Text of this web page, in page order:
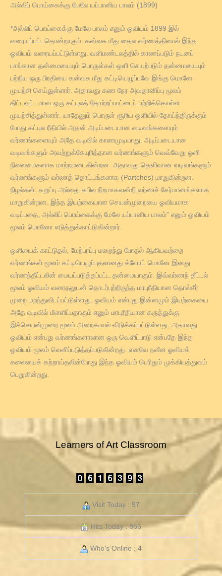
அல்லிப் பொய்கைக்கு மேலே யப்பானிய பாலம் (1899)
*அல்லிப் பொய்கைக்கு மேலே பாலம் எனும் ஓவியம் 1899 இல்
வரையப்பட்டதொன்றாகும். கன்வசு மீது தைல வர்ணத்தினால் இந்த
ஓவியம் வரையப்பட்டுள்ளது. வளிமண்டலத்தில் காணப்படும் நடனப்
பாங்கான தன்மையையும் பொருள்கள் ஒளி செயற்படும் தன்மையையும்
பற்றிய ஒரு பிரதியை கன்வசு மீது கட்டியெழுப்பவே இங்கு மொனே
முயற்சி செய்துள்ளார். அதாவது கண நேர அவதானிப்பு மூலம்
திட்டவட்டமான ஒரு கட்புலத் தோற்றப்பாட்டைப் பற்றிக்கொள்ள
முயற்சித்துள்ளார். யாதேனும் பொருள் சூரிய ஒளியில் தோய்ந்திருக்கும்
போது கட்புல ரீதியில் அதன் அடிப்படையான வடிவங்களையும்
வர்ணங்களையும் அதே வடிவில் காணமுடியாது. அடிப்படையான
வடிவங்களும் அவற்றுக்கேயுரித்தான வர்ணங்களும் வெவ்வேறு ஒளி
நிலைமைகளாக மாற்றமடைகின்றன. அதாவது தெளிவான வடிவங்களும்
வர்ணங்களும் வர்ணத் தொட்டங்களாக (Partches) மாறுகின்றன.
நிழல்கள். கறுப்பு அல்லது கபில நிறமாகவன்றி வர்ணச் சேர்மானங்களாக
மாறுகின்றன. இந்த இயற்கையான செயன்முறையை ஓவியமாக
வடிப்பதை, அல்லிப் பொய்கைக்கு மேலே யப்பானிய பாலம்” எனும் ஓவியம்
மூலம் மொனோ எடுத்துக்காட்டுகின்றார்.
ஒளியைக் காட்டுதல், மேற்பரப்பு மறைந்து போதல் ஆகியவற்றை
வர்ணங்கள் மூலம் கட்டியெழுப்புதலானது க்ளோட் மொனே இனது
வர்ணந்தீட்டலின் மையப்படுத்தப்பட்ட தன்மையாகும். இவ்வர்ணந் தீட்டல்
மூலம் ஓவியம் வரைதலுடன் தொடர்புற்றிருந்த மரபுரீதியான தொல்சீர்
முறை மறந்துவிடப்பட்டுள்ளது. ஓவியம் என்பது இன்னமும் இயற்கையை
அதே வடிவில் மீளளிப்பதாகும் எனும் மரபுரீதியான கருத்துக்கு
இச்செயன்முறை மூலம் அறைகூவல் விடுக்கப்பட்டுள்ளது. அதாவது
ஓவியம் என்பது வர்ணங்களாலான ஒரு வெளிப்பாடு என்பதே இந்த
ஓவியம் மூலம் வெளிப்படுத்தப்படுகின்றது. எனவே நவீன ஓவியக்
கலையைக் கற்றாய்தலின்போது இந்த ஓவியம் பெரிதும் முக்கியத்துவம்
பெறுகின்றது.
Learners of Art Classroom
Visit Today : 97
Hits Today : 866
Who's Online : 4